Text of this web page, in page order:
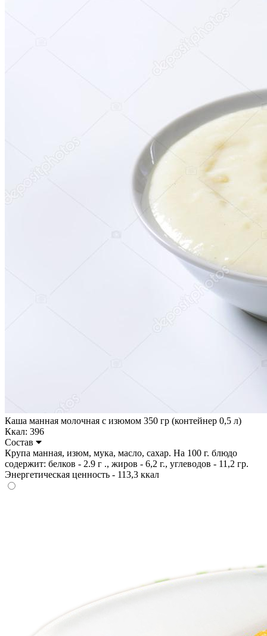
Каша манная молочная с изюмом 350 гр (контейнер 0,5 л)
Ккал: 396
Состав
Крупа манная, изюм, мука, масло, сахар. На 100 г. блюдо
содержит: белков - 2.9 г ., жиров - 6,2 г., углеводов - 11,2 гр.
Энергетическая ценность - 113,3 ккал